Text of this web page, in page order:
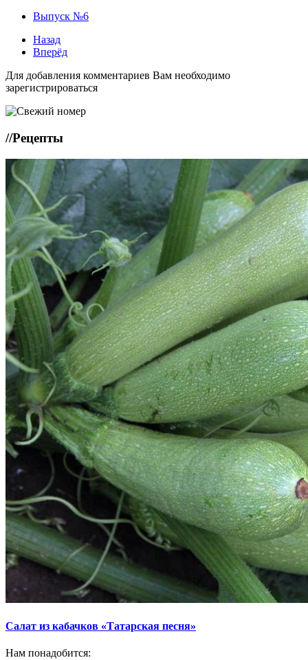
Выпуск №6
Назад
Вперёд
Для добавления комментариев Вам необходимо
зарегистрироваться
//Рецепты
Салат из кабачков «Татарская песня»
Нам понадобится: